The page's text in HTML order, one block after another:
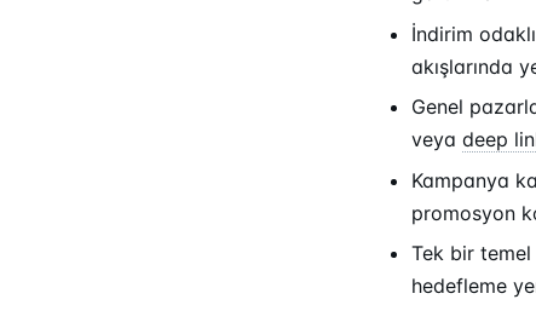
İndirim
akışlarında
Genel
veya deep
Kampanya
promosyon
Tek bir
hedefleme